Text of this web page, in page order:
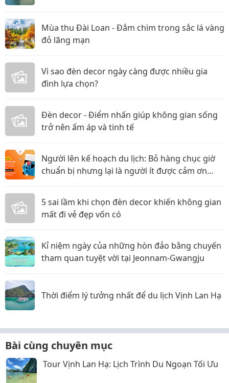
Mùa thu Đài Loan - Đắm chìm trong sắc lá vàng
đỏ lãng mạn
Vì sao đèn decor ngày càng được nhiều gia
đình lựa chọn?
Đèn decor - Điểm nhấn giúp không gian sống
trở nên ấm áp và tinh tế
Người lên kế hoạch du lịch: Bỏ hàng chục giờ
chuẩn bị nhưng lại là người ít được cảm ơn
5 sai lầm khi chọn đèn decor khiến không gian
mất đi vẻ đẹp vốn có
Kỉ niệm ngày của những hòn đảo bằng chuyến
tham quan tuyệt vời tại Jeonnam-Gwangju
Thời điểm lý tưởng nhất để du lịch Vịnh Lan Hạ
Bài cùng chuyên mục
Tour Vịnh Lan Hạ: Lịch Trình Du Ngoạn Tối Ưu